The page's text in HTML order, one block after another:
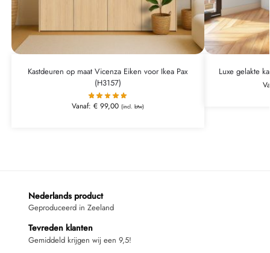
Kastdeuren op maat Vicenza Eiken voor Ikea Pax
(H3157)
Vanaf: €99,00 (incl. btw)
Luxe gelakte
Nederlands product
Geproduceerd in Zeeland
Tevreden klanten
Gemiddeld krijgen wij een 9,5!